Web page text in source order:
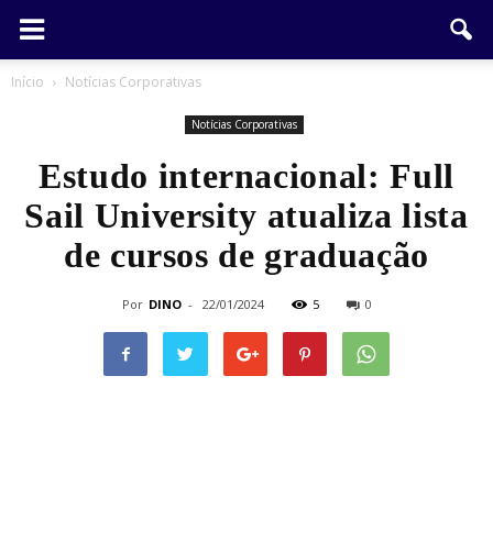
Início Notícias Corporativas
Notícias Corporativas
Estudo internacional: Full
Sail University atualiza lista
de cursos de graduação
Por DINO - 22/01/2024 5 0